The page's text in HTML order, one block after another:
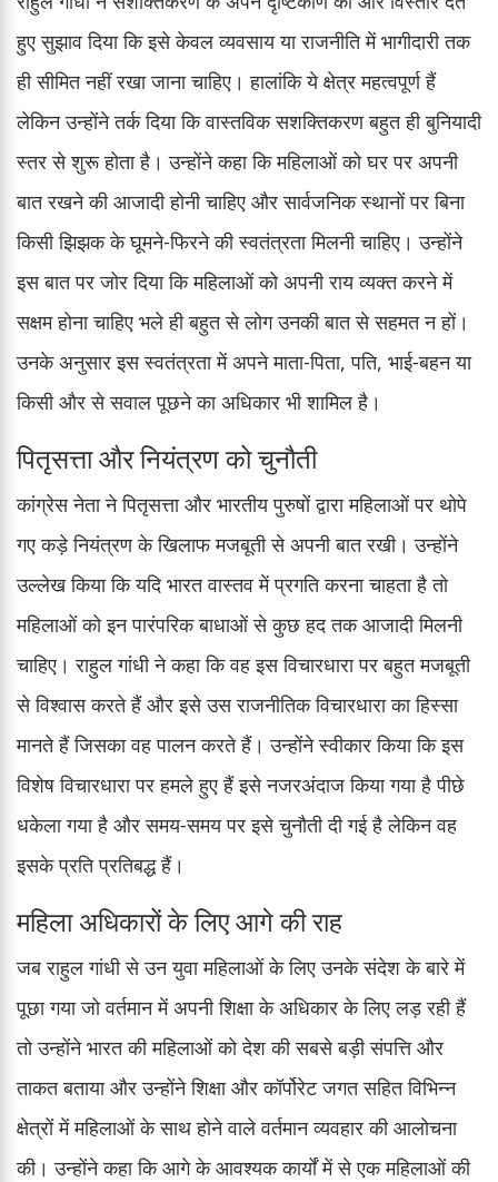
हुए सुझाव दिया कि इसे केवल व्यवसाय या राजनीति में भागीदारी तक
ही सीमित नहीं रखा जाना चाहिए। हालांकि ये क्षेत्र महत्वपूर्ण हैं
लेकिन उन्होंने तर्क दिया कि वास्तविक सशक्तिकरण बहुत ही बुनियादी
स्तर से शुरू होता है। उन्होंने कहा कि महिलाओं को घर पर अपनी
बात रखने की आजादी होनी चाहिए और सार्वजनिक स्थानों पर बिना
किसी झिझक के घूमने-फिरने की स्वतंत्रता मिलनी चाहिए। उन्होंने
इस बात पर जोर दिया कि महिलाओं को अपनी राय व्यक्त करने में
सक्षम होना चाहिए भले ही बहुत से लोग उनकी बात से सहमत न हों।
उनके अनुसार इस स्वतंत्रता में अपने माता-पिता, पति, भाई-बहन या
किसी और से सवाल पूछने का अधिकार भी शामिल है।
पितृसत्ता और नियंत्रण को चुनौती
कांग्रेस नेता ने पितृसत्ता और भारतीय पुरुषों द्वारा महिलाओं पर थोपे
गए कड़े नियंत्रण के खिलाफ मजबूती से अपनी बात रखी। उन्होंने
उल्लेख किया कि यदि भारत वास्तव में प्रगति करना चाहता है तो
महिलाओं को इन पारंपरिक बाधाओं से कुछ हद तक आजादी मिलनी
चाहिए। राहुल गांधी ने कहा कि वह इस विचारधारा पर बहुत मजबूती
से विश्वास करते हैं और इसे उस राजनीतिक विचारधारा का हिस्सा
मानते हैं जिसका वह पालन करते हैं। उन्होंने स्वीकार किया कि इस
विशेष विचारधारा पर हमले हुए हैं इसे नजरअंदाज किया गया है पीछे
धकेला गया है और समय-समय पर इसे चुनौती दी गई है लेकिन वह
इसके प्रति प्रतिबद्ध हैं।
महिला अधिकारों के लिए आगे की राह
जब राहुल गांधी से उन युवा महिलाओं के लिए उनके संदेश के बारे में
पूछा गया जो वर्तमान में अपनी शिक्षा के अधिकार के लिए लड़ रही हैं
तो उन्होंने भारत की महिलाओं को देश की सबसे बड़ी संपत्ति और
ताकत बताया और उन्होंने शिक्षा और कॉर्पोरेट जगत सहित विभिन्न
क्षेत्रों में महिलाओं के साथ होने वाले वर्तमान व्यवहार की आलोचना
की। उन्होंने कहा कि आगे के आवश्यक कार्यों में से एक महिलाओं की